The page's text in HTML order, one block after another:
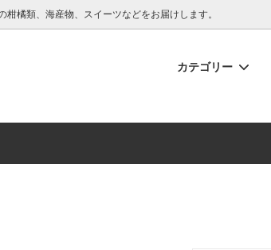
橘類、海産物、スイーツなどをお届けします。
カテゴリー
西尾農園
彩り柑橘園について